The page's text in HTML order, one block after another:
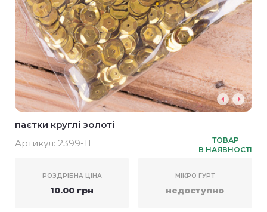
паєтки круглі золоті
Артикул: 2399-11
ТОВАР
В НАЯВНОСТІ
РОЗДРІБНА ЦІНА
10.00 грн
МІКРО ГУРТ
недоступно